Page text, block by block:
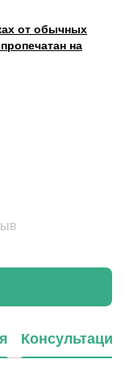
от обычных
на
Консультация